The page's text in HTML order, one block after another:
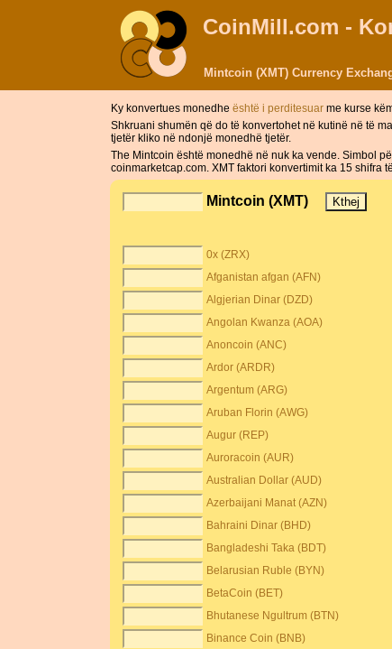
CoinMill.com -
Mintcoin (XMT) Currency
Ky konvertues monedhe është i perditesuar me kurse
Shkruani shumën që do të konvertohet në kutinë në të
tjetër kliko në ndonjë monedhë tjetër.
The Mintcoin është monedhë në nuk ka vende. Simbol
coinmarketcap.com. XMT faktori konvertimit ka 15 shifra
Mintcoin (XMT)
0x (ZRX)
Afganistan afgan (AFN)
Algjerian Dinar (DZD)
Angolan Kwanza (AOA)
Anoncoin (ANC)
Ardor (ARDR)
Argentum (ARG)
Aruban Florin (AWG)
Augur (REP)
Auroracoin (AUR)
Australian Dollar (AUD)
Azerbaijani Manat (AZN)
Bahraini Dinar (BHD)
Bangladeshi Taka (BDT)
Belarusian Ruble (BYN)
BetaCoin (BET)
Bhutanese Ngultrum (BTN)
Binance Coin (BNB)